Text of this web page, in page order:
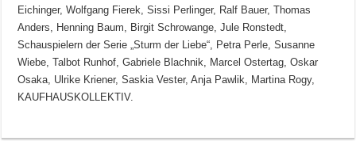
Eichinger, Wolfgang Fierek, Sissi Perlinger, Ralf Bauer, Thomas
Anders, Henning Baum, Birgit Schrowange, Jule Ronstedt,
Schauspielern der Serie „Sturm der Liebe“, Petra Perle, Susanne
Wiebe, Talbot Runhof, Gabriele Blachnik, Marcel Ostertag, Oskar
Osaka, Ulrike Kriener, Saskia Vester, Anja Pawlik, Martina Rogy,
KAUFHAUSKOLLEKTIV.